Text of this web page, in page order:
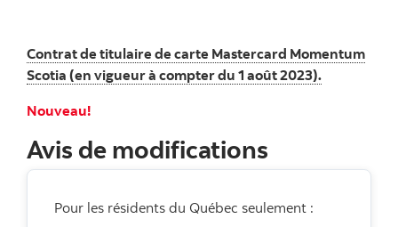
Contrat de titulaire de carte Mastercard Momentum
Scotia (en vigueur à compter du 1 août 2023).
Nouveau!
Avis de modifications
Pour les résidents du Québec seulement :